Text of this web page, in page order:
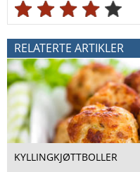
RELATERTE ARTIKLER
KYLLINGKJØTTBOLLER